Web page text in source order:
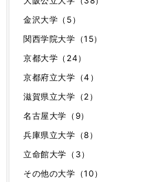
金沢大学（5）
関西学院大学（15）
京都大学（24）
京都府立大学（4）
滋賀県立大学（2）
名古屋大学（9）
兵庫県立大学（8）
立命館大学（3）
その他の大学（10）